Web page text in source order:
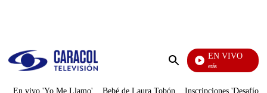
Enviar
EN VIVO
También Caerás
En vivo 'Yo Me Llamo' Bebé de Laura Tobón Inscripciones 'Desafío'